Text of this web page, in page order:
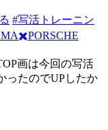
#写活トレーニン
画は今回の写活
ったのでUPしたか